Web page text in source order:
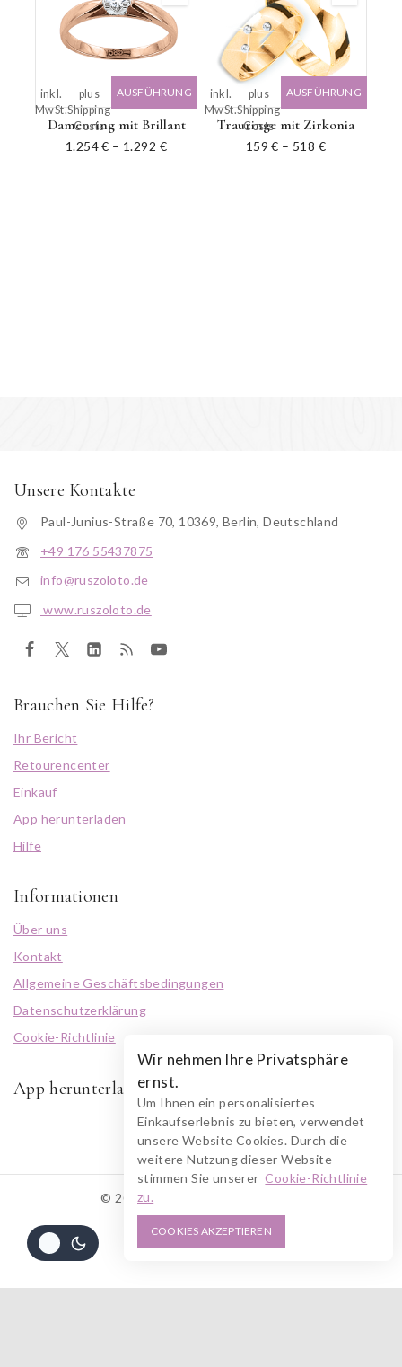
Damenring mit Brillant
1.254€ – 1.292 €
inkl.
MwSt.
plus
Shipping
Costs
AUSFÜHRUNG
Trauringe mit Zirkonia
159€ – 518 €
inkl.
MwSt.
plus
Shipping
Costs
AUSFÜHRUNG
Unsere Kontakte
Paul-Junius-Straße 70, 10369, Berlin, Deutschland
+49 176 55437875
info@ruszoloto.de
www.ruszoloto.de
Brauchen Sie Hilfe?
Ihr Bericht
Retourencenter
Einkauf
App herunterladen
Hilfe
Informationen
Über uns
Kontakt
Allgemeine Geschäftsbedingungen
Datenschutzerklärung
Cookie-Richtlinie
App herunterladen
© 2026 RUSZOLOTO Akzenz
Wir nehmen Ihre Privatsphäre
ernst.
Um Ihnen ein personalisiertes
Einkaufserlebnis zu bieten, verwendet
unsere Website Cookies. Durch die
weitere Nutzung dieser Website
stimmen Sie unsererCookie-Richtlinie
zu.
COOKIES AKZEPTIEREN